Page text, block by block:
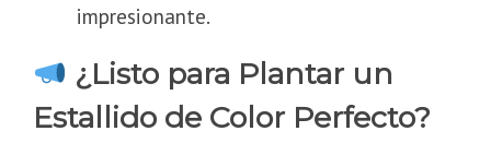
impresionante.
¿Listo para Plantar un
Estallido de Color Perfecto?